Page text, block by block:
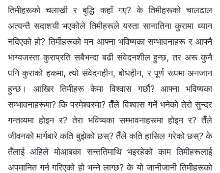
तिमीहरूको चलाखी र बुद्धि कहाँ गए? के तिमीहरूको चालढाल
अत्यन्तै सदाशयी भएकोले तिमीहरूले यस्ता सानातिना कुरामा ध्यान
नदिएको हो? तिमीहरूको मन आफ्ना भविष्यका सम्भावनाहरू र आफ्नै
भाग्यजस्ता कुराप्रति सबैभन्दा बढी संवेदनशील हुन्छ, तर अरू कुनै
पनि कुराको हकमा, त्यो संवेदनहीन, बोधहीन, र पूर्ण रूपमा अनजान
हुन्छ। आखिर तिमीहरू केमा विश्‍वास गर्छौ? आफ्ना भविष्यका
सम्भावनाहरूमा? कि परमेश्‍वरमा? तैँले विश्‍वास गर्ने भनेको तेरो सुन्दर
गन्तव्यमा होइन र? तेरा भविष्यका सम्भावनाहरूमा होइन र? तैँले
जीवनको मार्गबारे कति बुझेको छस्? तैँले कति हासिल गरेको छस्? के
तँलाई अहिले मोआबका सन्ततिमाथि भइरहेको काम तिमीहरूलाई
अपमानित गर्न गरिएको हो भन्ने लाग्छ? के यो जानीजानी तिमीहरूको